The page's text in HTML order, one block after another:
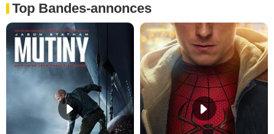
Top Bandes-annonces